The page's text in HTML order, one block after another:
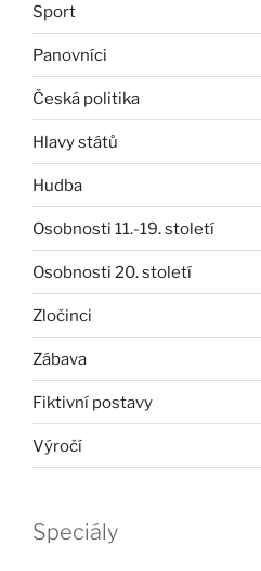
Sport
Panovníci
Česká politika
Hlavy států
Hudba
Osobnosti 11.-19. století
Osobnosti 20. století
Zločinci
Zábava
Fiktivní postavy
Výročí
Speciály